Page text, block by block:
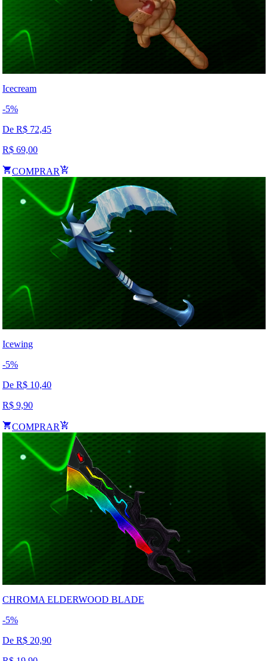
Icecream
-5%
De R$ 72,45
R$ 69,00
COMPRAR
Icewing
-5%
De R$ 10,40
R$ 9,90
COMPRAR
CHROMA ELDERWOOD BLADE
-5%
De R$ 20,90